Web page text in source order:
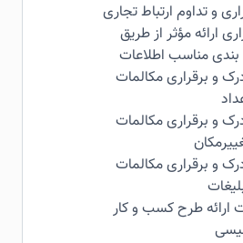
و تداوم ارتباط تجاری
ارائه مؤثر از طریق
بندی مناسب اطلاعات
و برقراری مکالمات
و برقراری مکالمات
و برقراری مکالمات
طرح کسب و کار